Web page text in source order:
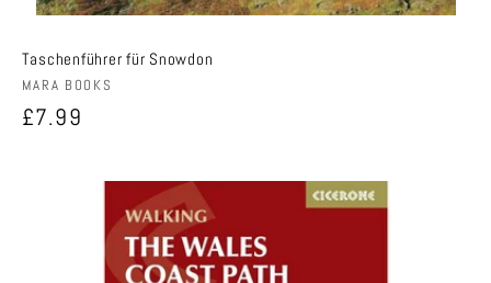
Taschenführer für Snowdon
Anbieter:
MARA BOOKS
Normaler
£7.99